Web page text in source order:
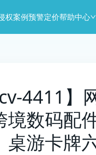
权案例预警定价帮助中心
cv-4411】
境数码配
桌游卡牌